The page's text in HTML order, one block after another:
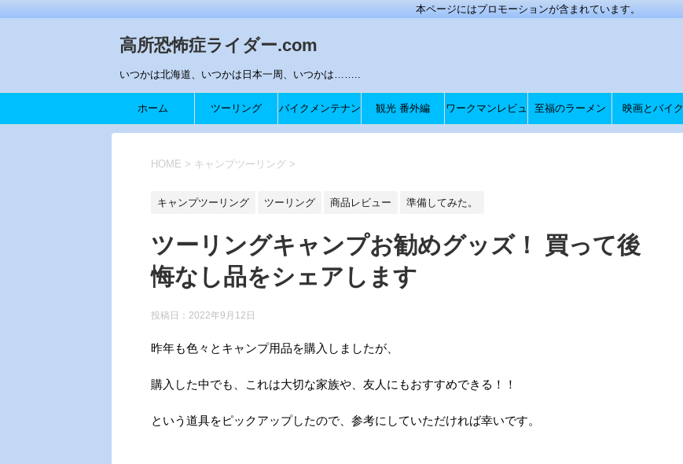
本ページにはプロモーションが含まれています。
高所恐怖症ライダー.com
いつかは北海道、いつかは日本一周、いつかは……..
ホーム ツーリング バイクメンテナン 観光 番外編 ワークマンレビュ 至福のラーメン 映画とバイク
HOME > キャンプツーリング >
キャンプツーリング ツーリング 商品レビュー 準備してみた。
ツーリングキャンプお勧めグッズ！ 買って後
悔なし品をシェアします
投稿日： 2022年9月12日
昨年も色々とキャンプ用品を購入しましたが、
購入した中でも、これは大切な家族や、友人にもおすすめできる！！
という道具をピックアップしたので、参考にしていただければ幸いです。